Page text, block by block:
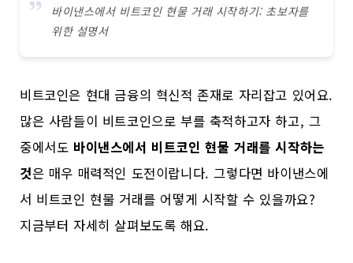
바이낸스에서 비트코인 현물 거래 시작하기: 초보자를
위한 설명서
비트코인은 현대 금융의 혁신적 존재로 자리잡고 있어요.
많은 사람들이 비트코인으로 부를 축적하고자 하고, 그
중에서도 바이낸스에서 비트코인 현물 거래를 시작하는
것은 매우 매력적인 도전이랍니다. 그렇다면 바이낸스에
서 비트코인 현물 거래를 어떻게 시작할 수 있을까요?
지금부터 자세히 살펴보도록 해요.